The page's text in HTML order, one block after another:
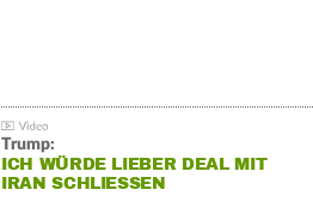
Trump:
ICH WÜRDE LIEBER DEAL MIT
IRAN SCHLIESSEN